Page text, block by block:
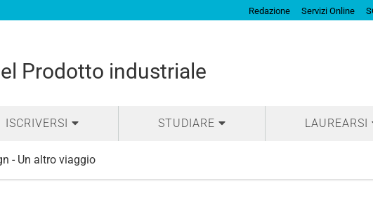
Redazione Servizi Online
Prodotto industriale
ISCRIVERSI STUDIARE LAUREARSI
- Un altro viaggio